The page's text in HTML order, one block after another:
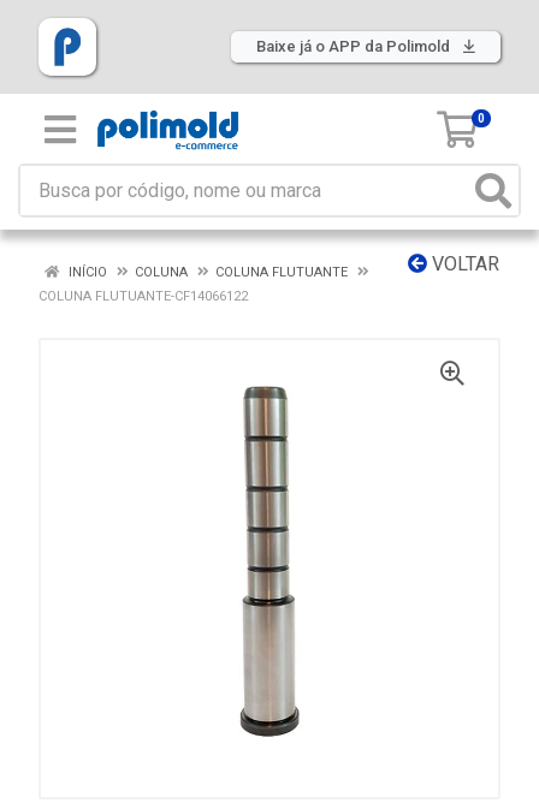
Baixe já o APP da Polimold
0
VOLTAR
INÍCIO COLUNA
COLUNA FLUTUANTE
COLUNA FLUTUANTE-CF14066122